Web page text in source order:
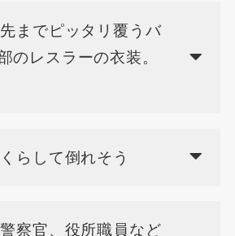
までピッタリ覆うバ
のレスラーの衣装。
らして倒れそう
察官、役所職員など